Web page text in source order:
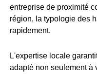
entreprise de proximité
région, la typologie des
rapidement.
L'expertise locale
adapté non seulement à